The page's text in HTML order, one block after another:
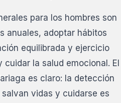
para los hombres son
anuales, adoptar hábitos
equilibrada y ejercicio
la salud emocional. El
es claro: la detección
vidas y cuidarse es